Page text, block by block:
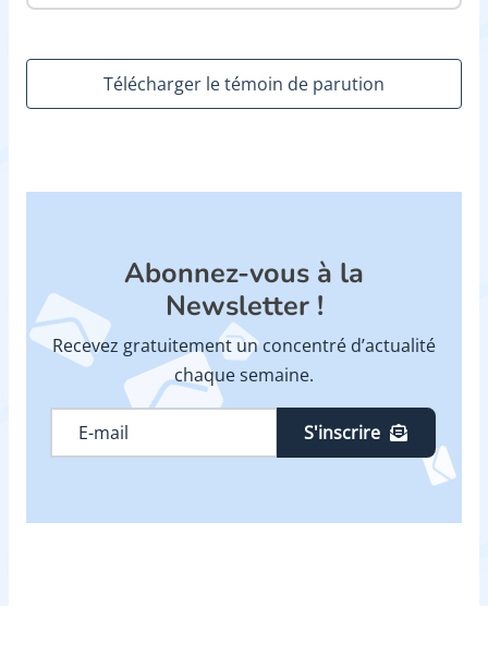
Télécharger le témoin de parution
Abonnez-vous à la
Newsletter !
Recevez gratuitement un concentré d’actualité
chaque semaine.
S'inscrire